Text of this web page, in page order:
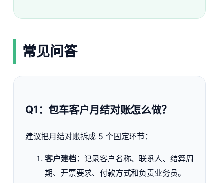
常见问答
Q1：包车客户月结对账怎么做？
建议把月结对账拆成 5 个固定环节：
客户建档： 记录客户名称、联系人、结算周
期、开票要求、付款方式和负责业务员。